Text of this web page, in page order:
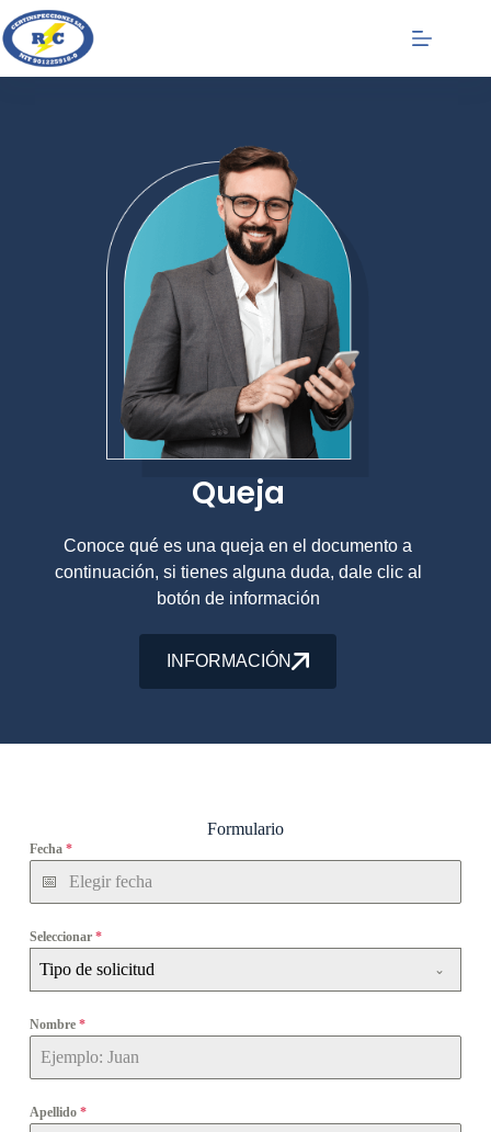
Queja
Conoce qué es una queja en el documento a
continuación, si tienes alguna duda, dale clic al
botón de información
INFORMACIÓN
Formulario
Fecha *
Seleccionar *
Tipo de solicitud
Nombre *
Apellido *